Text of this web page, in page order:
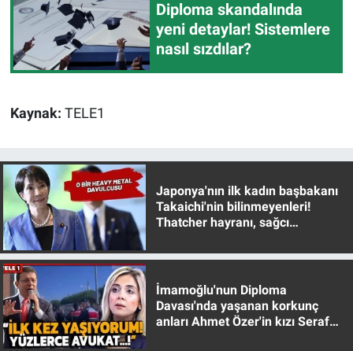
Diploma skandalında
yeni detaylar! Sistemlere
nasıl sızdılar?
Kaynak: TELE1
Japonya'nın ilk kadın başbakanı
Takaichi'nin bilinmeyenleri!
Thatcher hayranı, sağcı
İmamoğlu'nun Diploma
Davası'nda yaşanan korkunç
anları Ahmet Özer'in kızı Seraf